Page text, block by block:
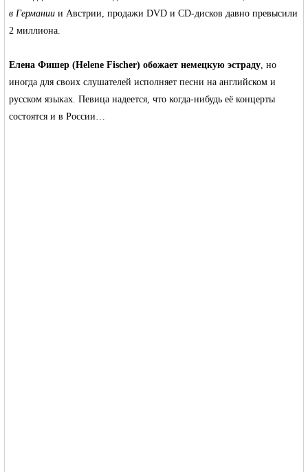
в Германии и Австрии, продажи DVD и CD-дисков давно превысили
2 миллиона.
Елена Фишер (Helene Fischer) обожает немецкую эстраду, но
иногда для своих слушателей исполняет песни на английском и
русском языках. Певица надеется, что когда-нибудь её концерты
состоятся и в России…